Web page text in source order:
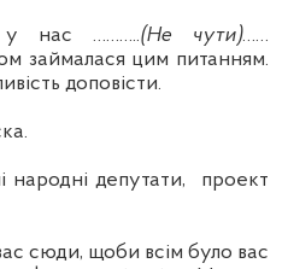
у нас ………..(Не чути)……
займалася цим питанням.
доповісти.
народні депутати,
проект
сюди, щоби всім було вас